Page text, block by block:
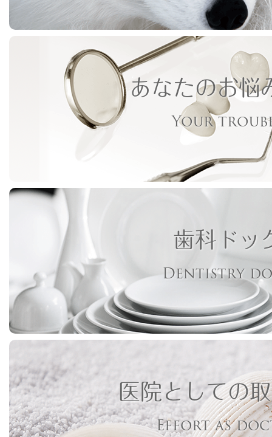
あなたのお悩
Your
歯科ドッ
Dentistry
医院としての
Effort as